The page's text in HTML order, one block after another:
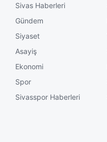
Sivas Haberleri
Gündem
Siyaset
Asayiş
Ekonomi
Spor
Sivasspor Haberleri